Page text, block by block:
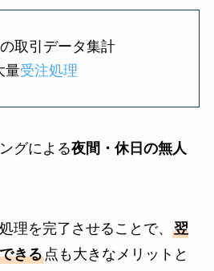
取引データ集計
量受注処理
グによる夜間・休日の無人
理を完了させることで、
翌
きる点も大きなメリットと